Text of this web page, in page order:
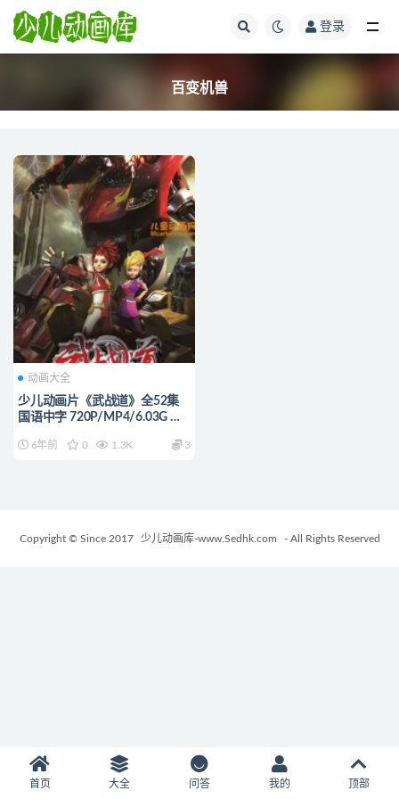
登录
百变机兽
动画大全
少儿动画片《武战道》全52集
国语中字 720P/MP4/6.03G 动
6年前 0 1.3K 3
Copyright © Since 2017 少儿动画库-www.Sedhk.com - All Rights Reserved
首页 大全 问答 我的 顶部